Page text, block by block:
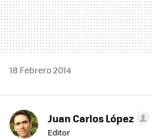
18 Febrero 2014
Juan Carlos López
Editor